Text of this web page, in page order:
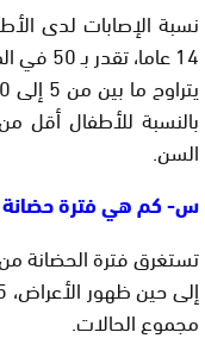
السن.
س- كم هي فترة
تستغرق فترة الحضانة
مجموع الحالات.